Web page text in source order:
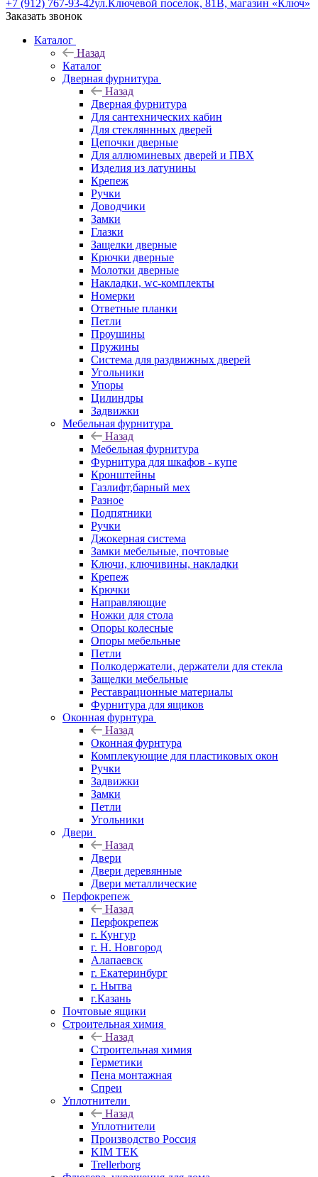
+7 (912) 767-93-42ул.Ключевой поселок, 81В, магазин «Ключ»
Заказать звонок
Каталог
Назад
Каталог
Дверная фурнитура
Назад
Дверная фурнитура
Для сантехнических кабин
Для стекляннных дверей
Цепочки дверные
Для аллюминевых дверей и ПВХ
Изделия из латунины
Крепеж
Ручки
Доводчики
Замки
Глазки
Защелки дверные
Крючки дверные
Молотки дверные
Накладки, wc-комплекты
Номерки
Ответные планки
Петли
Проушины
Пружины
Система для раздвижных дверей
Угольники
Упоры
Цилиндры
Задвижки
Мебельная фурнитура
Назад
Мебельная фурнитура
Фурнитура для шкафов - купе
Кронштейны
Газлифт,барный мех
Разное
Подпятники
Ручки
Джокерная система
Замки мебельные, почтовые
Ключи, ключивины, накладки
Крепеж
Крючки
Направляющие
Ножки для стола
Опоры колесные
Опоры мебельные
Петли
Полкодержатели, держатели для стекла
Защелки мебельные
Реставрационные материалы
Фурнитура для ящиков
Оконная фурнтура
Назад
Оконная фурнтура
Комплекующие для пластиковых окон
Ручки
Задвижки
Замки
Петли
Угольники
Двери
Назад
Двери
Двери деревянные
Двери металлические
Перфокрепеж
Назад
Перфокрепеж
г. Кунгур
г. Н. Новгород
Алапаевск
г. Екатеринбург
г. Нытва
г.Казань
Почтовые ящики
Строительная химия
Назад
Строительная химия
Герметики
Пена монтажная
Спреи
Уплотнители
Назад
Уплотнители
Производство Россия
KIM TEK
Trellerborg